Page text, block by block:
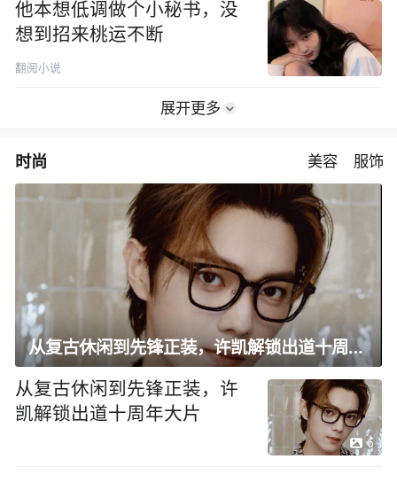
他本想低调做个小秘书，没
想到招来桃运不断
翻阅小说
展开更多
时尚 美容 服饰
从复古休闲到先锋正装，许凯解锁出道十周年大片
从复古休闲到先锋正装，许
凯解锁出道十周年大片
6